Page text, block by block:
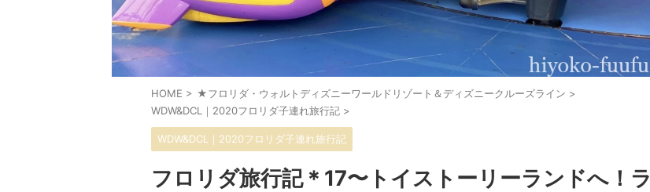
HOME > ★フロリダ・ウォルトディズニーワールドリゾート＆ディズニークルーズライン >
WDW&DCL｜2020フロリダ子連れ旅行記 >
WDW&DCL｜2020フロリダ子連れ旅行記
フロリダ旅行記＊17〜トイストーリーランドへ！ラ